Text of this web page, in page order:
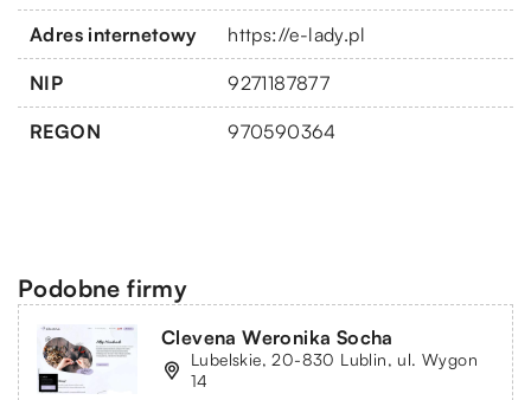
Adres internetowy https://e-lady.pl
NIP 9271187877
REGON 970590364
Podobne firmy
Clevena Weronika Socha
Lubelskie, 20-830 Lublin, ul. Wygon
14